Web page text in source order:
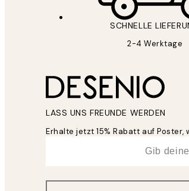
SCHNELLE
2-4 Werktage
LASS UNS FREUNDE WERDEN
Erhalte jetzt 15% Rabatt auf